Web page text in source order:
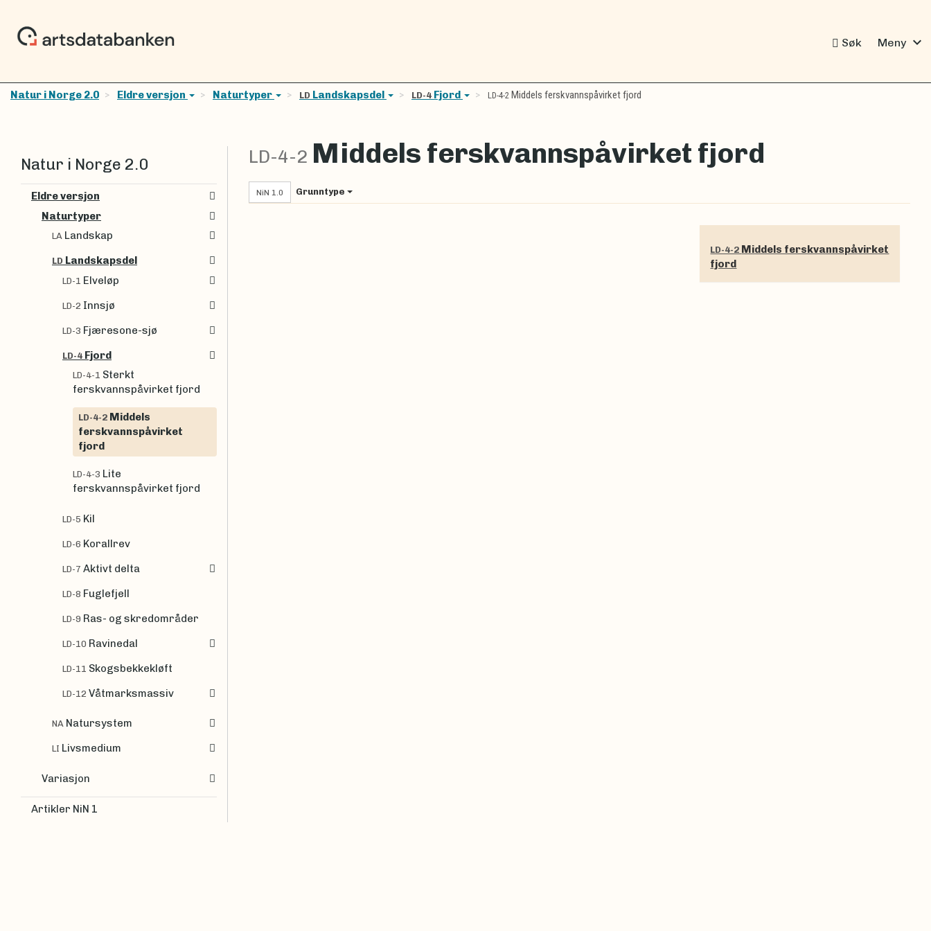
Søk Meny expand_more
Natur i Norge 2.0 Eldre versjon Naturtyper LD Landskapsdel LD-4 Fjord LD-4-2 Middels ferskvannspåvirket fjord
LD-4-2 Middels ferskvannspåvirket fjord
NiN 1.0 Grunntype
LD-4-2 Middels ferskvannspåvirket
fjord
Natur i Norge 2.0
Eldre versjon
Naturtyper
LA Landskap
LD Landskapsdel
LD-1 Elveløp
LD-2 Innsjø
LD-3 Fjæresone-sjø
LD-4 Fjord
LD-4-1 Sterkt
ferskvannspåvirket fjord
LD-4-2 Middels
ferskvannspåvirket
fjord
LD-4-3 Lite
ferskvannspåvirket fjord
LD-5 Kil
LD-6 Korallrev
LD-7 Aktivt delta
LD-8 Fuglefjell
LD-9 Ras- og skredområder
LD-10 Ravinedal
LD-11 Skogsbekkekløft
LD-12 Våtmarksmassiv
NA Natursystem
LI Livsmedium
Variasjon
Artikler NiN 1